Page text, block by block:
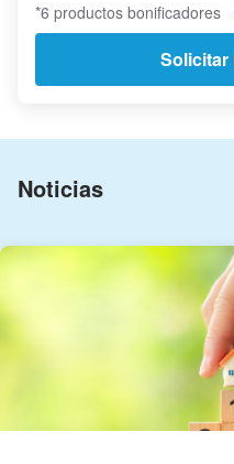
*6 productos bonificadores
Solicitar
Noticias